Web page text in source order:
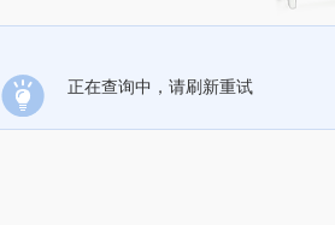
正在查询中，请刷新重试